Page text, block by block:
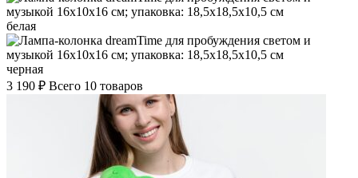
белая
черная
3 190 ₽ Всего 10 товаров